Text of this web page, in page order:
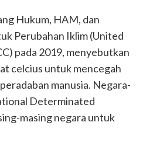
Hukum, HAM, dan
Perubahan Iklim (United
pada 2019, menyebutkan
celcius untuk mencegah
manusia. Negara-
Determinated
masing negara untuk